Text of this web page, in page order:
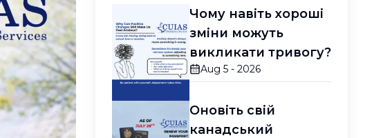
Чому навіть хороші
зміни можуть
викликати тривогу?
Aug 5 - 2026
Оновіть свій
канадський